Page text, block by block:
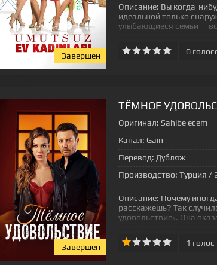
Завершен
Описание: Вы когда-
идеальной только
улыбающиеся семьи —
0
Завершен
ТЁМНОЕ
Оригинал: Sahibe ecem
Канал: Gain
Перевод: Дубляж
Производство: Турция /
Описание: Почему
расскажешь? Так
удовольствие». Она
1 голос